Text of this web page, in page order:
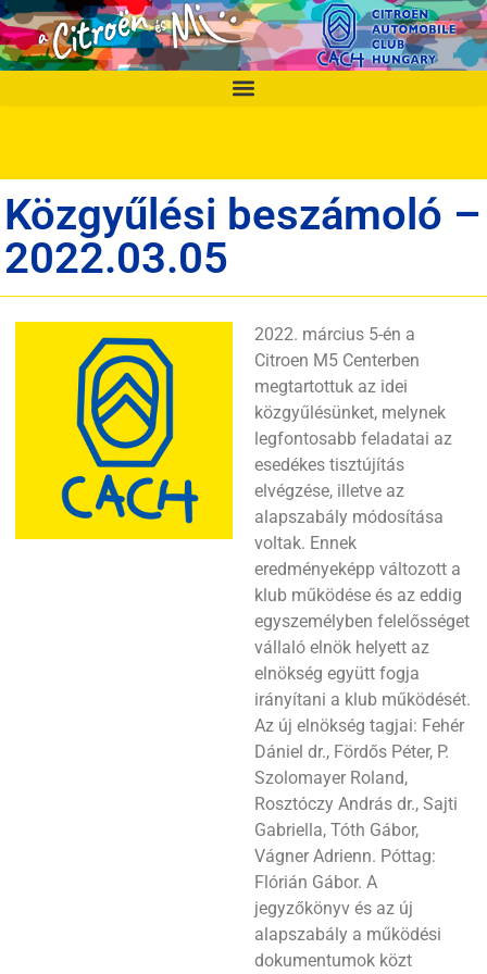
Közgyűlési beszámoló –
2022.03.05
2022. március 5-én a
Citroen M5 Centerben
megtartottuk az idei
közgyűlésünket, melynek
legfontosabb feladatai az
esedékes tisztújítás
elvégzése, illetve az
alapszabály módosítása
voltak. Ennek
eredményeképp változott a
klub működése és az eddig
egyszemélyben felelősséget
vállaló elnök helyett az
elnökség együtt fogja
irányítani a klub működését.
Az új elnökség tagjai: Fehér
Dániel dr., Fördős Péter, P.
Szolomayer Roland,
Rosztóczy András dr., Sajti
Gabriella, Tóth Gábor,
Vágner Adrienn. Póttag:
Flórián Gábor. A
jegyzőkönyv és az új
alapszabály a működési
dokumentumok közt